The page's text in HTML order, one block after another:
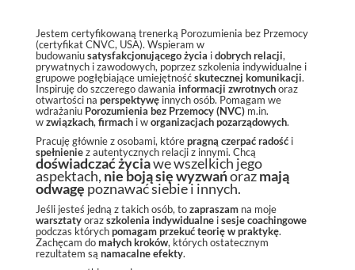
Jestem certyfikowaną trenerką Porozumienia bez Przemocy
(certyfikat CNVC, USA). Wspieram w
budowaniusatysfakcjonującego życia idobrych relacji,
prywatnych i zawodowych, poprzez szkolenia indywidualne i
grupowe pogłębiające umiejętnośćskutecznej komunikacji.
Inspiruję do szczerego dawania informacji zwrotnychoraz
otwartości na perspektywęinnych osób. Pomagam we
wdrażaniu Porozumienia bez Przemocy (NVC)m.in.
wzwiązkach, firmachi worganizacjach pozarządowych.
Pracuję głównie z osobami, którepragną czerpać radośći
spełnieniez autentycznych relacji z innymi. Chcą
doświadczaćżyciawe wszelkich jego
aspektach, nie boją się wyzwańorazmają
odwagę poznawać siebie i innych.
Jeśli jesteś jedną z takich osób, tozapraszamna moje
warsztatyorazszkolenia indywidualneisesje coachingowe
podczas którychpomagam przekuć teorię w praktykę.
Zachęcam domałych kroków, których ostatecznym
rezultatem są namacalne efekty.